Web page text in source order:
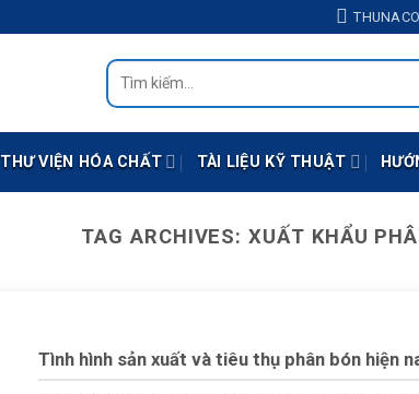
Tìm
kiếm:
THƯ VIỆN HÓA CHẤT TÀI LIỆU KỸ THUẬT
TAG ARCHIVES:XUẤT KHẨU
Tình hình sản xuất và tiêu thụ phân bón hiện